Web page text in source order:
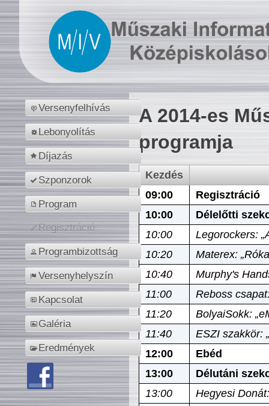
Versenyfelhívás
Lebonyolítás
Díjazás
Szponzorok
Program
Regisztráció
Programbizottság
Versenyhelyszín
Kapcsolat
Galéria
Eredmények
A 2014-es
programja
Kezdés
09:00
Regisztráció
10:00
Délelőtti
10:00
Legorockers:
10:20
Materex:
10:40
Murphy's
11:00
Reboss
11:20
BolyaiSokk:
11:40
ESZI szakkör:
12:00
Ebéd
13:00
Délutáni
13:00
Hegyesi